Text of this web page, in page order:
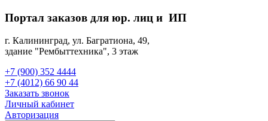
Портал заказов для юр. лиц и ИП
г. Калининград, ул. Багратиона, 49,
здание "Рембыттехника", 3 этаж
+7 (900) 352 4444
+7 (4012) 66 90 44
Заказать звонок
Личный кабинет
Авторизация